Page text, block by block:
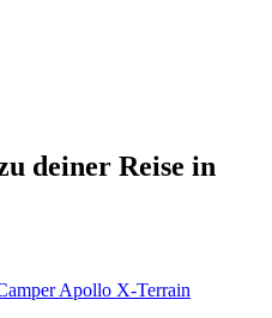
deiner Reise in
Apollo X-Terrain